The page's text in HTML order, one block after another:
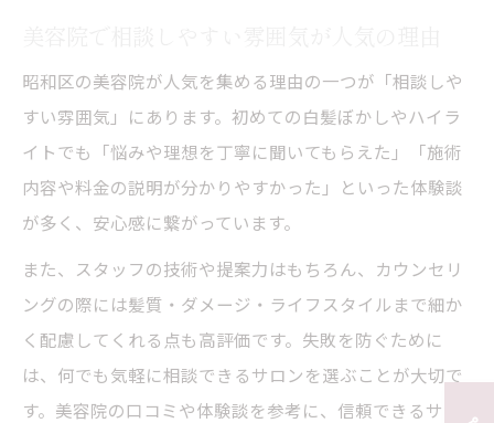
昭和区の美容院が人気を集める理由の一つが「相談しや
すい雰囲気」にあります。初めての白髪ぼかしやハイラ
イトでも「悩みや理想を丁寧に聞いてもらえた」「施術
内容や料金の説明が分かりやすかった」といった体験談
が多く、安心感に繋がっています。
また、スタッフの技術や提案力はもちろん、カウンセリ
ングの際には髪質・ダメージ・ライフスタイルまで細か
く配慮してくれる点も高評価です。失敗を防ぐために
は、何でも気軽に相談できるサロンを選ぶことが大切で
す。美容院の口コミや体験談を参考に、信頼できるサロ